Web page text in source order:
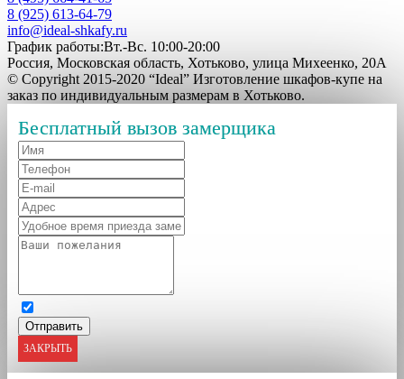
8 (925) 613-64-79
info@ideal-shkafy.ru
График работы:Вт.-Вс. 10:00-20:00
Россия, Московская область, Хотьково, улица Михеенко, 20А
© Copyright 2015-2020 “Ideal” Изготовление шкафов-купе на
заказ по индивидуальным размерам в Хотьково.
Бесплатный вызов замерщика
ЗАКРЫТЬ